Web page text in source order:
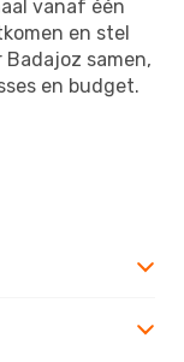
vanaf één
en stel
samen,
en budget.